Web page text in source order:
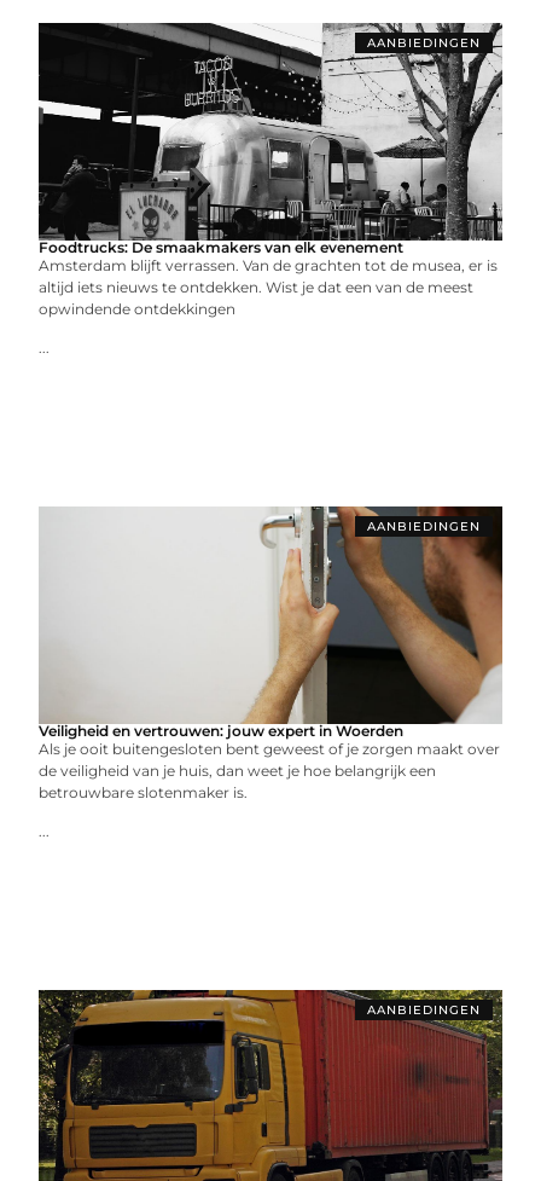
AANBIEDINGEN
Foodtrucks: De smaakmakers van elk evenement
Amsterdam blijft verrassen. Van de grachten tot de musea, er is
altijd iets nieuws te ontdekken. Wist je dat een van de meest
opwindende ontdekkingen
...
AANBIEDINGEN
Veiligheid en vertrouwen: jouw expert in Woerden
Als je ooit buitengesloten bent geweest of je zorgen maakt over
de veiligheid van je huis, dan weet je hoe belangrijk een
betrouwbare slotenmaker is.
...
AANBIEDINGEN